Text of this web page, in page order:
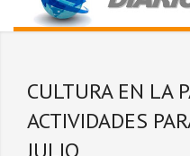
CULTURA EN LA
ACTIVIDADES
JULIO